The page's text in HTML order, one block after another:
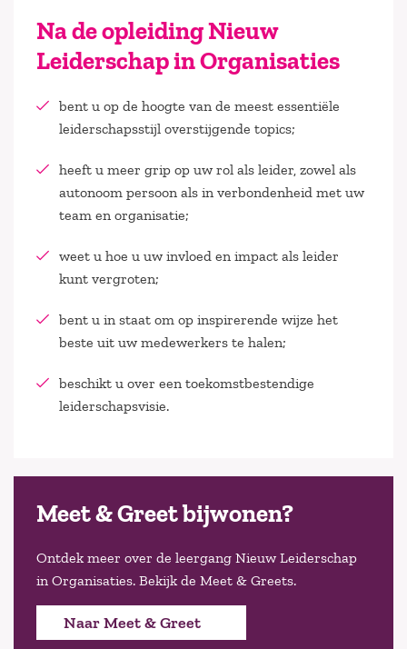
Na de opleiding Nieuw
Leiderschap in Organisaties
bent u op de hoogte van de meest essentiële
leiderschapsstijl overstijgende topics;
heeft u meer grip op uw rol als leider, zowel als
autonoom persoon als in verbondenheid met uw
team en organisatie;
weet u hoe u uw invloed en impact als leider
kunt vergroten;
bent u in staat om op inspirerende wijze het
beste uit uw medewerkers te halen;
beschikt u over een toekomstbestendige
leiderschapsvisie.
Meet & Greet bijwonen?
Ontdek meer over de leergang Nieuw Leiderschap
in Organisaties. Bekijk de Meet & Greets.
Naar Meet & Greet